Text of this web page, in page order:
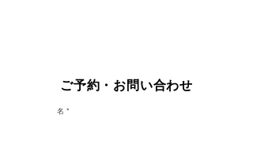
​ご予約・お問い合わせ
名